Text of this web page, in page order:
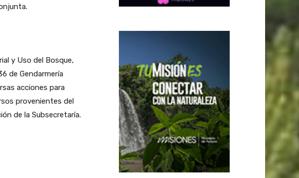
y Uso del Bosque,
de Gendarmería
acciones para
provenientes del
de la Subsecretaría.